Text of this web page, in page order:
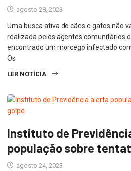
agosto 28, 2023
Uma busca ativa de cães e gatos não
realizada pelos agentes comunitários
encontrado um morcego infectado
Os
LER NOTÍCIA
Instituto de
população sobre
agosto 24, 2023